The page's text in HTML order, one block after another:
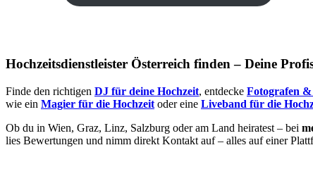
Hochzeitsdienstleister Österreich finden – Deine
Finde den richtigen DJ für deine Hochzeit, entdecke Fotografen
wie ein Magier für die Hochzeit oder eine Liveband für die
Ob du in Wien, Graz, Linz, Salzburg oder am Land heiratest – bei
lies Bewertungen und nimm direkt Kontakt auf – alles auf einer